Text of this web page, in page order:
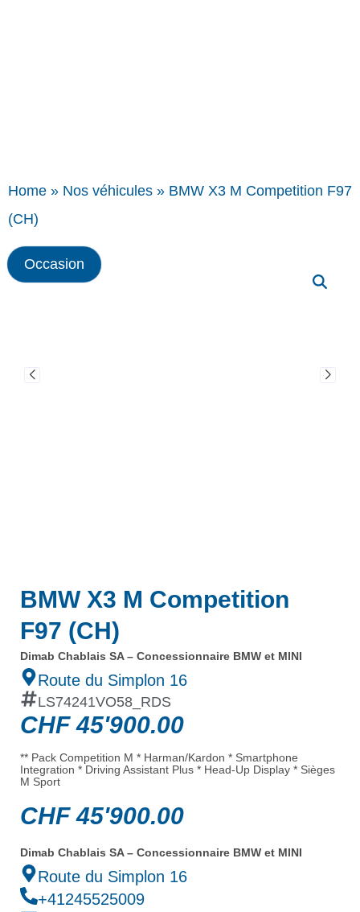
Home » Nos véhicules » BMW X3 M Competition F97
(CH)
Occasion
BMW X3 M Competition
F97 (CH)
Dimab Chablais SA – Concessionnaire BMW et MINI
Route du Simplon 16
LS74241VO58_RDS
CHF45'900.00
** Pack Competition M * Harman/Kardon * Smartphone
Integration * Driving Assistant Plus * Head-Up Display * Sièges
M Sport
CHF45'900.00
Dimab Chablais SA – Concessionnaire BMW et MINI
Route du Simplon 16
+41245525009